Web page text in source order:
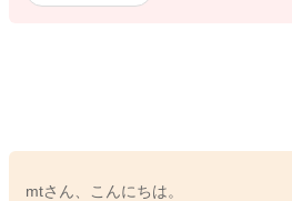
mtさん、こんにちは。